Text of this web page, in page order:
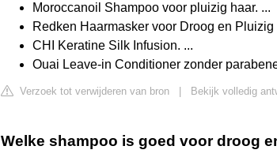
Moroccanoil Shampoo voor pluizig haar. ...
Redken Haarmasker voor Droog en Pluizig
CHI Keratine Silk Infusion. ...
Ouai Leave-in Conditioner zonder
Verzoek tot verwijderen van bron Bekijk volledig
Welke shampoo is goed voor droog